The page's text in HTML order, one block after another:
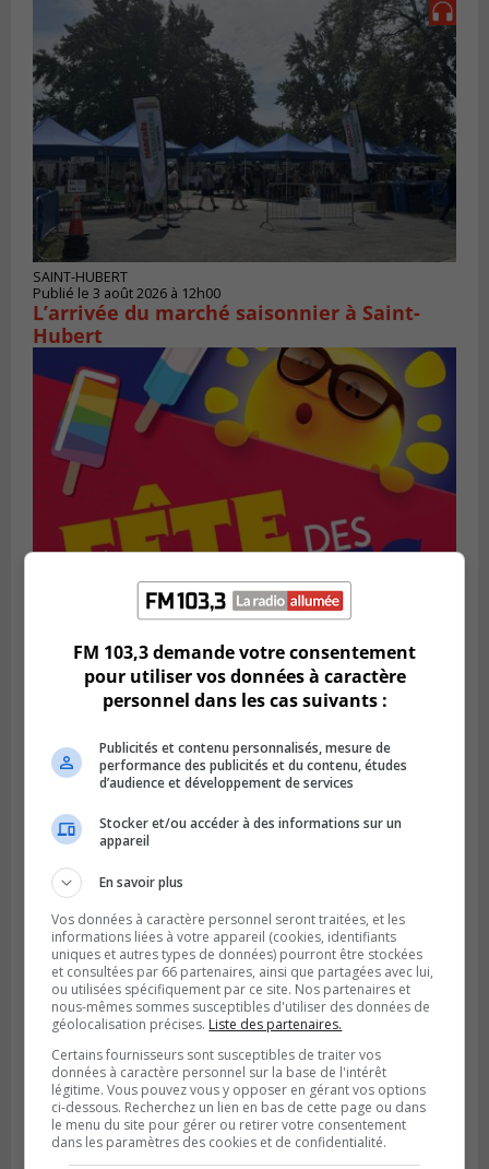
SAINT-HUBERT
Publié le 3 août 2026 à 12h00
L’arrivée du marché saisonnier à Saint-
Hubert
Publié le 2 août 2026 à 08h06
La Fête des parcs est de retour à Saint-
Bruno
SAINT-CATHERINE
Publié le 30 juillet 2026 à 07h58
Sainte-Catherine prolonge son aide
financière au Complexe Le Partage
FM 103,3 demande votre consentement
pour utiliser vos données à caractère
personnel dans les cas suivants :
Publicités et contenu personnalisés, mesure de
performance des publicités et du contenu, études
d’audience et développement de services
Stocker et/ou accéder à des informations sur un
appareil
En savoir plus
Vos données à caractère personnel seront traitées, et les
informations liées à votre appareil (cookies, identifiants
uniques et autres types de données) pourront être stockées
et consultées par 66 partenaires, ainsi que partagées avec lui,
ou utilisées spécifiquement par ce site. Nos partenaires et
nous-mêmes sommes susceptibles d'utiliser des données de
géolocalisation précises. Liste des partenaires.
Certains fournisseurs sont susceptibles de traiter vos
données à caractère personnel sur la base de l'intérêt
légitime. Vous pouvez vous y opposer en gérant vos options
ci-dessous. Recherchez un lien en bas de cette page ou dans
le menu du site pour gérer ou retirer votre consentement
dans les paramètres des cookies et de confidentialité.